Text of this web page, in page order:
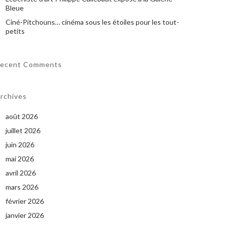
Bleue
Ciné-Pitchouns… cinéma sous les étoiles pour les tout-
petits
Comments
août 2026
juillet 2026
juin 2026
mai 2026
avril 2026
mars 2026
février 2026
janvier 2026